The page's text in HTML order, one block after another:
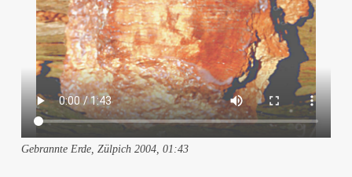
Gebrannte Erde, Zülpich 2004, 01:43